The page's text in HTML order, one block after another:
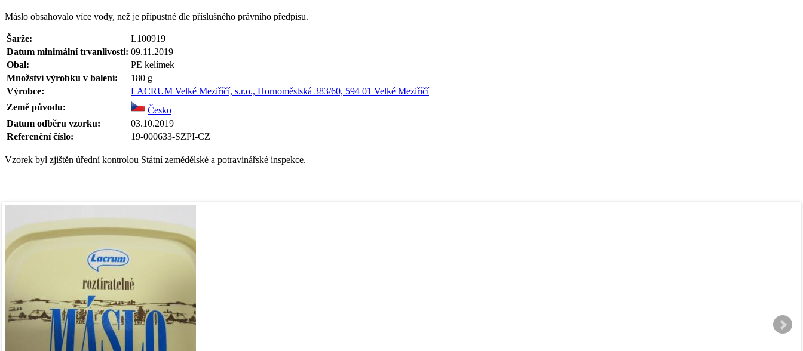
Máslo obsahovalo více vody, než je přípustné dle příslušného právního předpisu.
Šarže:
L100919
Datum minimální trvanlivosti: 09.11.2019
Obal:
PE kelímek
Množství výrobku v balení:
180 g
Výrobce:
LACRUM Velké Meziříčí, s.r.o., Hornoměstská 383/60, 594 01 Velké Meziříčí
Země původu:
Česko
Datum odběru vzorku:
03.10.2019
Referenční číslo:
19-000633-SZPI-CZ
Vzorek byl zjištěn úřední kontrolou Státní zemědělské a potravinářské inspekce.